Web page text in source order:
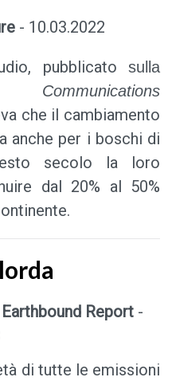
- 10.03.2022
pubblicato sulla
Communications
che il cambiamento
anche per i boschi di
secolo la loro
dal 20% al 50%
Report -
di tutte le emissioni